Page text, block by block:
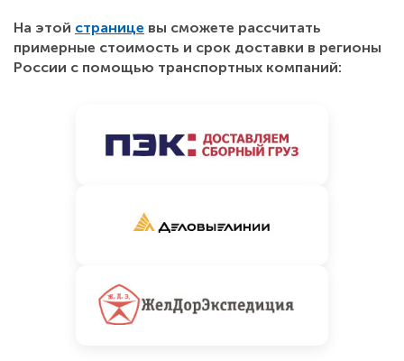
На этой странице вы сможете рассчитать
примерные стоимость и срок доставки в регионы
России с помощью транспортных компаний: